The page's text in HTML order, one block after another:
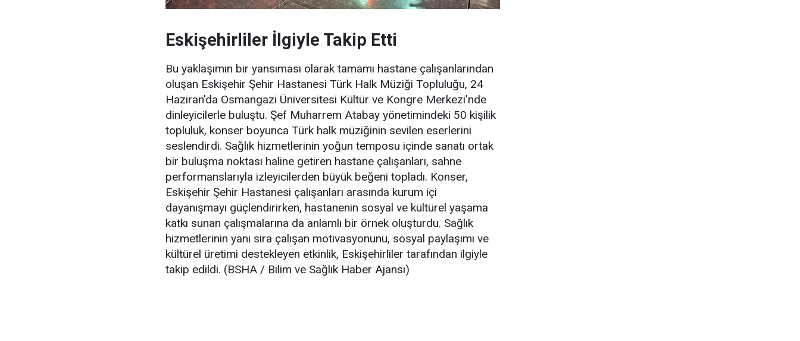
Eskişehirliler İlgiyle Takip Etti
Bu yaklaşımın bir yansıması olarak tamamı hastane çalışanlarından
oluşan Eskişehir Şehir Hastanesi Türk Halk Müziği Topluluğu, 24
Haziran’da Osmangazi Üniversitesi Kültür ve Kongre Merkezi’nde
dinleyicilerle buluştu. Şef Muharrem Atabay yönetimindeki 50 kişilik
topluluk, konser boyunca Türk halk müziğinin sevilen eserlerini
seslendirdi. Sağlık hizmetlerinin yoğun temposu içinde sanatı ortak
bir buluşma noktası haline getiren hastane çalışanları, sahne
performanslarıyla izleyicilerden büyük beğeni topladı. Konser,
Eskişehir Şehir Hastanesi çalışanları arasında kurum içi
dayanışmayı güçlendirirken, hastanenin sosyal ve kültürel yaşama
katkı sunan çalışmalarına da anlamlı bir örnek oluşturdu. Sağlık
hizmetlerinin yanı sıra çalışan motivasyonunu, sosyal paylaşımı ve
kültürel üretimi destekleyen etkinlik, Eskişehirliler tarafından ilgiyle
takip edildi. (BSHA / Bilim ve Sağlık Haber Ajansı)